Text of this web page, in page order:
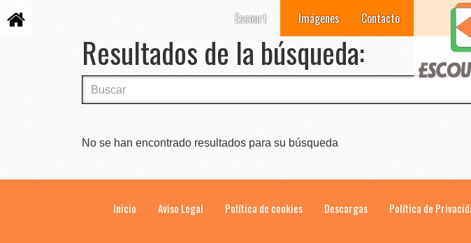
Escourt Imágenes Contacto
Resultados de la búsqueda:
No se han encontrado resultados para su búsqueda
Inicio Aviso Legal Política de cookies Descargas Política de